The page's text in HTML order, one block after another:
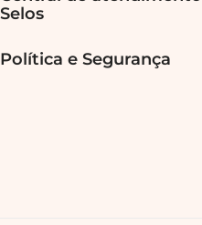
Selos
Política e Segurança